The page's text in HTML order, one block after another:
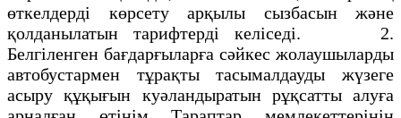
өткелдерді көрсету арқылы сызбасын және
қолданылатын тарифтерді келіседі. 2.
Белгіленген бағдарғыларға сәйкес жолаушыларды
автобустармен тұрақты тасымалдауды жүзеге
асыру құқығын куәландыратын рұқсатты алуға